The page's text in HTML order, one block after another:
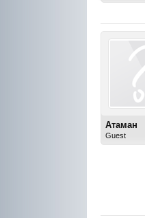
Атаман
Guest